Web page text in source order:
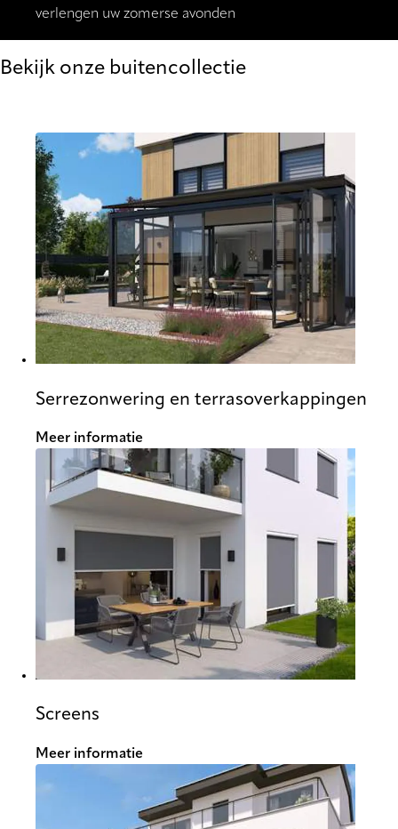
verlengen uw zomerse avonden
Bekijk onze buitencollectie
Serrezonwering en terrasoverkappingen
Meer informatie
Screens
Meer informatie